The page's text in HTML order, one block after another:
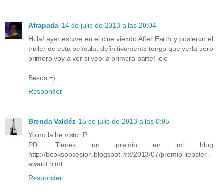
Atrapada 14 de julio de 2013 a las 20:04
Hola! ayer estuve en el cine viendo After Earth y pusieron el
trailer de esta película, definitivamente tengo que verla pero
primero voy a ver si veo la primera parte! jeje
Besos =)
Responder
Brenda Valdéz 15 de julio de 2013 a las 0:05
Yo no la he visto :P
PD: Tienes un premio en mi blog
http://booksobsesion.blogspot.mx/2013/07/premio-liebster-
award.html
Responder